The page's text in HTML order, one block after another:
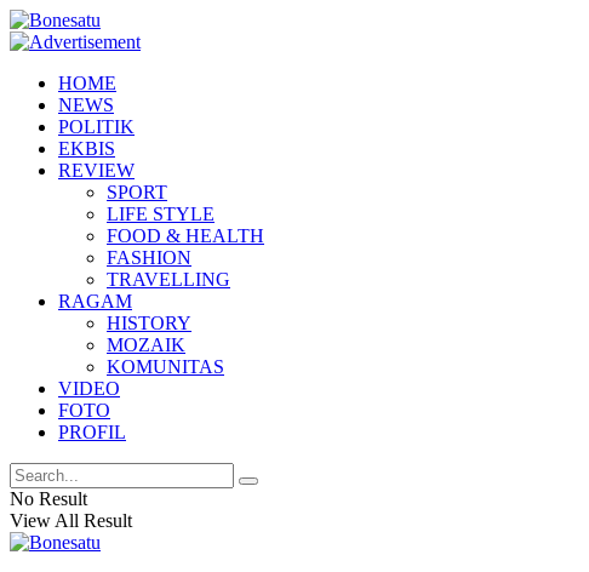
HOME
NEWS
POLITIK
EKBIS
REVIEW
SPORT
LIFE STYLE
FOOD & HEALTH
FASHION
TRAVELLING
RAGAM
HISTORY
MOZAIK
KOMUNITAS
VIDEO
FOTO
PROFIL
No Result
View All Result